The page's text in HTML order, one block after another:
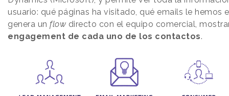
usuario: qué páginas ha visitado, qué emails le hemos
genera un flow directo con el equipo comercial,
engagement de cada uno de los contactos.